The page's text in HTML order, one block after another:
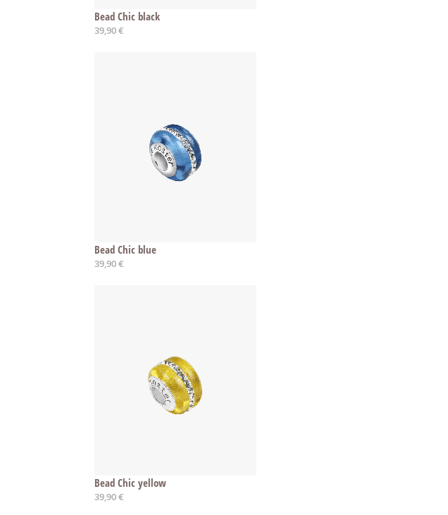
Bead Chic black
39,90 €
Bead Chic blue
39,90 €
Bead Chic yellow
39,90 €